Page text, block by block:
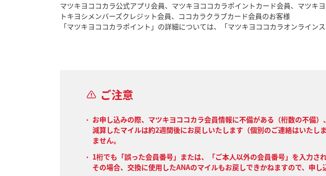
マツキヨココカラ公式アプリ会員、マツキヨココカラポイントカード会員、マツ
トキヨシメンバーズクレジット会員、ココカラクラブカード会員のお客様
「マツキヨココカラポイント」の詳細については、「マツキヨココカラオンライン
ご注意
お申し込みの際、マツキヨココカラ会員情報に不備がある（桁数の不備
減算したマイルは約2週間後にお戻しいたします（個別のご連絡はいた
ません。
1桁でも「誤った会員番号」または、「ご本人以外の会員番号」を入力さ
その場合、交換に使用したANAのマイルもお戻しできかねますので、申